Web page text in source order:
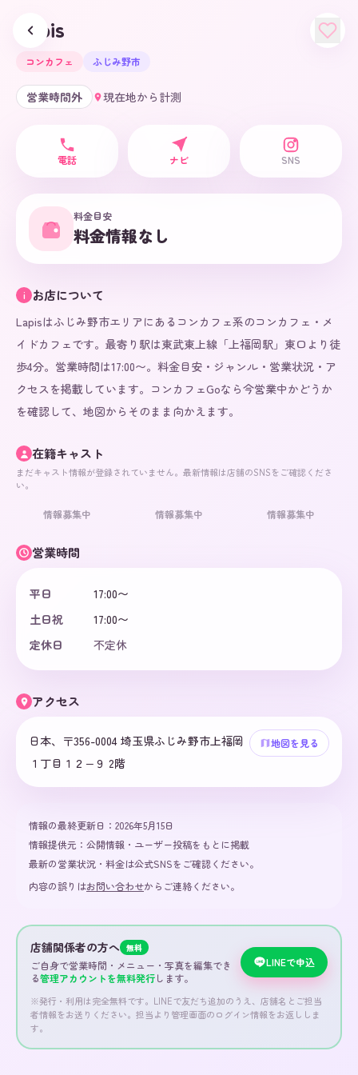
Lapis
コンカフェ ふじみ野市
営業時間外 現在地から計測
電話 ナビ SNS
料金目安
料金情報なし
i お店について
Lapisはふじみ野市エリアにあるコンカフェ系のコンカフェ・メ
イドカフェです。最寄り駅は東武東上線「上福岡駅」東口より徒
歩4分。営業時間は17:00〜。料金目安・ジャンル・営業状況・ア
クセスを掲載しています。コンカフェGoなら今営業中かどうか
を確認して、地図からそのまま向かえます。
在籍キャスト
まだキャスト情報が登録されていません。最新情報は店舗のSNSをご確認くださ
い。
情報募集中 情報募集中 情報募集中
営業時間
平日
17:00〜
土日祝
17:00〜
定休日
不定休
アクセス
日本、〒356-0004 埼玉県ふじみ野市上福岡
１丁目１２−９ 2階
地図を見る
情報の最終更新日： 2026年5月15日
情報提供元： 公開情報・ユーザー投稿をもとに掲載
最新の営業状況・料金は公式SNSをご確認ください。
内容の誤りはお問い合わせからご連絡ください。
店舗関係者の方へ 無料
ご自身で営業時間・メニュー・写真を編集でき
る管理アカウントを無料発行します。
LINEで申込
※発行・利用は完全無料です。LINEで友だち追加のうえ、店舗名とご担当
者情報をお送りください。担当より管理画面のログイン情報をお返ししま
す。